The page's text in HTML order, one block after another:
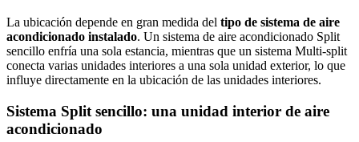
La ubicación depende en gran medida del tipo de sistema de aire
acondicionado instalado. Un sistema de aire acondicionado Split
sencillo enfría una sola estancia, mientras que un sistema Multi-split
conecta varias unidades interiores a una sola unidad exterior, lo que
influye directamente en la ubicación de las unidades interiores.
Sistema Split sencillo: una unidad interior de aire
acondicionado